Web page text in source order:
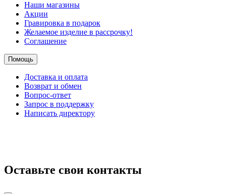
Наши магазины
Акции
Гравировка в подарок
Желаемое изделие в рассрочку!
Соглашение
Помощь
Доставка и оплата
Возврат и обмен
Вопрос-ответ
Запрос в поддержку
Написать директору
Оставьте свои контакты